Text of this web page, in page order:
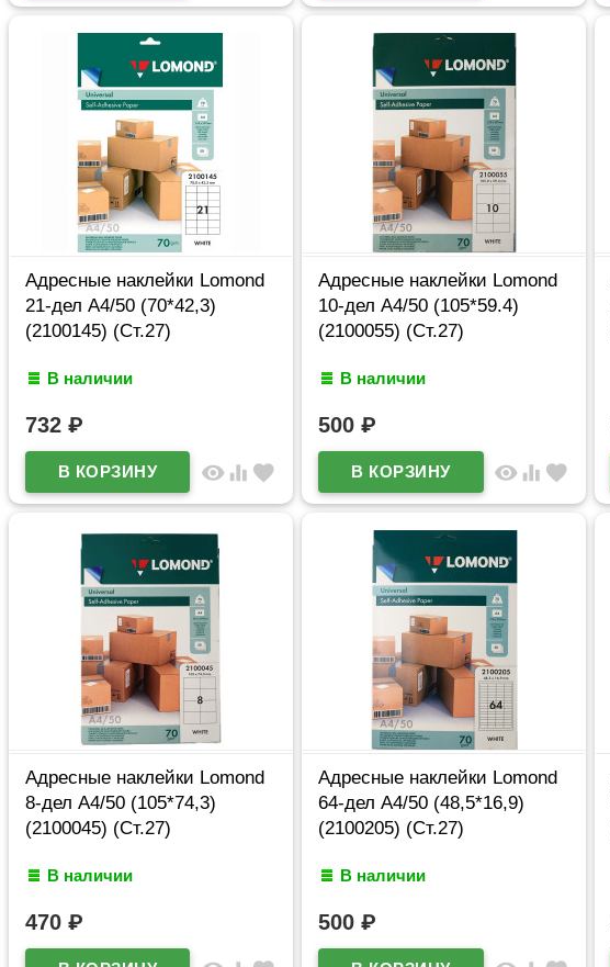
Адресные наклейки Lomond
21-дел A4/50 (70*42,3)
(2100145) (Ст.27)
В наличии
732 ₽
visibility equalizer favorite
Адресные наклейки Lomond
10-дел A4/50 (105*59.4)
(2100055) (Ст.27)
В наличии
500₽
visibility equalizer favorite
Адресные наклейки Lomond
8-дел A4/50 (105*74,3)
(2100045) (Ст.27)
В наличии
470 ₽
Адресные наклейки Lomond
64-дел А4/50 (48,5*16,9)
(2100205) (Ст.27)
В наличии
500₽